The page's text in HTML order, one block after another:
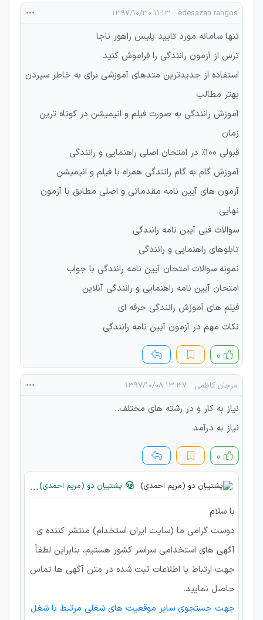
edesazan rahgos ۱۱:۱۳ ۱۳۹۷/۱۰/۳۰
تنها سامانه مورد تایید پلیس راهور ناجا
ترس از آزمون رانندگی را فراموش کنید
استفاده از جدیدترین متدهای آموزشی برای به خاطر سپردن
بهتر مطالب
آموزش رانندگی به صورت فیلم و انیمیشن در کوتاه ترین
زمان
قبولی 100% در امتحان اصلی راهنمایی و رانندگی
آموزش گام به گام رانندگی همراه با فیلم و انیمیشن
آزمون های آیین نامه مقدماتی و اصلی مطابق با آزمون
نهایی
سوالات فنی آیین نامه رانندگی
تابلوهای راهنمایی و رانندگی
نمونه سوالات امتحان آیین نامه رانندگی با جواب
امتحان آیین نامه راهنمایی و رانندگی آنلاین
فیلم های آموزش رانندگی حرفه ای
نکات مهم در آزمون آیین نامه رانندگی
۰
مرجان کاظمی ۱۳:۳۷ ۱۳۹۷/۱۰/۰۸
نیاز به کار و در رشته های مختلف..
نیاز به درآمد
۰
پشتیبان دو (مریم احمدی)
با سلام
دوست گرامی ما (سایت ایران استخدام) منتشر کننده ی
آگهی های استخدامی سراسر کشور هستیم، بنابراین لطفاً
جهت ارتباط با اطلاعات ثبت شده در متن آگهی ها تماس
حاصل نمایید.
جهت جستجوی سایر موقعیت های شغلی مرتبط با شغل